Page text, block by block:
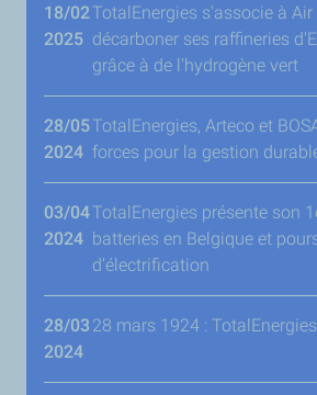
18/02
2025
TotalEnergies s'associe à
décarboner ses raffineries
grâce à de l'hydrogène vert
28/05
2024
TotalEnergies, Arteco et
forces pour la gestion
03/04
2024
TotalEnergies présente son
batteries en Belgique et
d’électrification
28/03
2024
28 mars 1924 :